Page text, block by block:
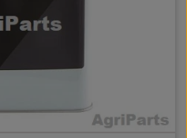
IH / Case Serien
- Kverneland